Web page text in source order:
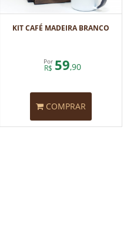
KIT CAFÉ MADEIRA BRANCO
Por
R$ 59,90
COMPRAR